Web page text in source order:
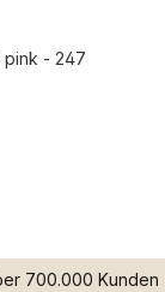
pink - 247
700.000 Kunden